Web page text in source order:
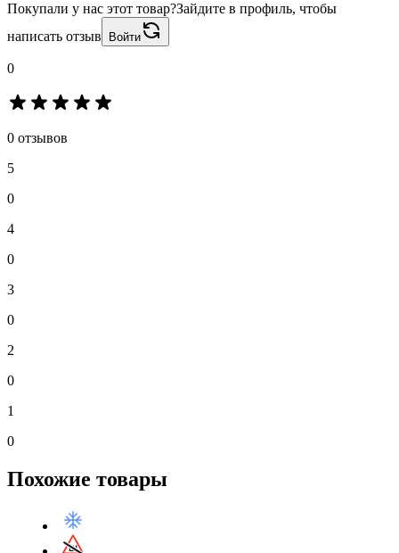
Покупали у нас этот товар?Зайдите в профиль, чтобы
написать отзыв
Войти
0
0 отзывов
5
0
4
0
3
0
2
0
1
0
Похожие товары